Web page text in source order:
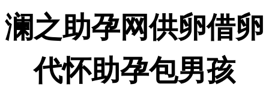
澜之助孕网供卵借卵
代怀助孕包男孩